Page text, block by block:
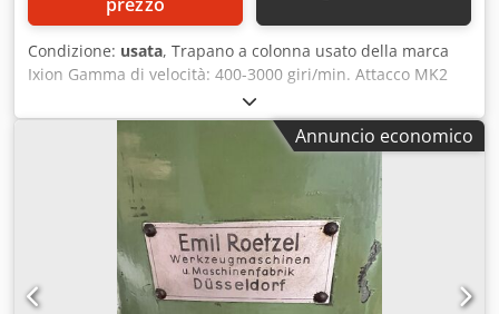
Condizione: usata, Trapano a colonna usato della marca
Ixion Gamma di velocità: 400-3000 giri/min. Attacco MK2
Capacità di foratura fino a un massimo di 18 mm. Cedpjhcr
I Eofx Aiyerf
Annuncio economico